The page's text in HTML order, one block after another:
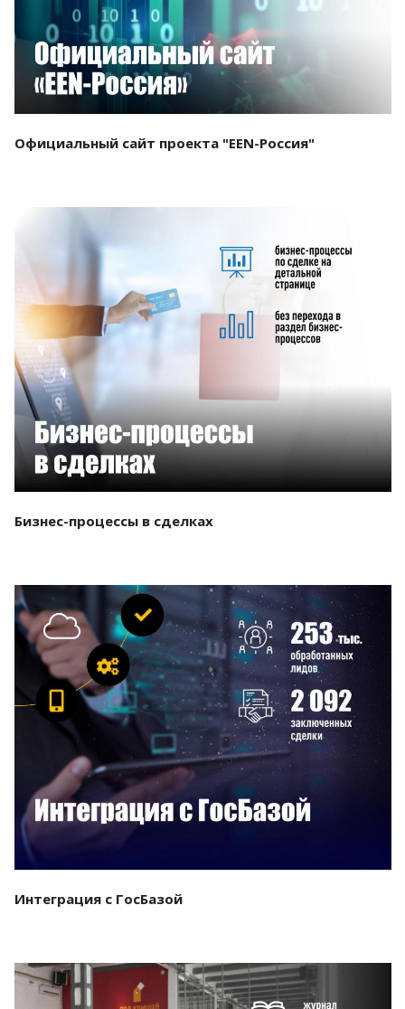
Официальный сайт проекта "EEN-Россия"
Бизнес-процессы в сделках
Смотреть проект
Интеграция с ГосБазой